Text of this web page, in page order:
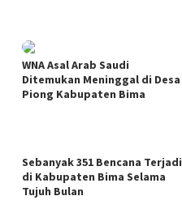
WNA Asal Arab Saudi
Ditemukan Meninggal di Desa
Piong Kabupaten Bima
Sebanyak 351 Bencana Terjadi
di Kabupaten Bima Selama
Tujuh Bulan